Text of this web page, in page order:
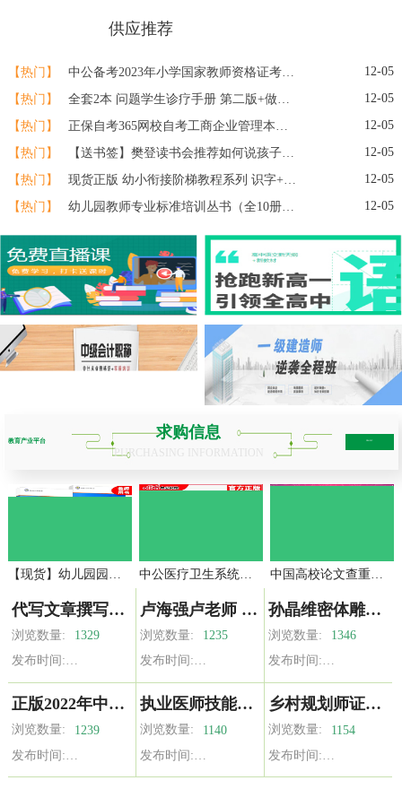
供应推荐
【热门】 中公备考2023年小学国家教师资格证考试用书教资资料专用教材综合素质教育知识与能力历年真题库试卷刷题语文数学英语2022笔试粉笔 12-05
【热门】 全套2本 问题学生诊疗手册 第二版+做一个专业的班主任 王晓春 大夏书系 教育理论基础知识综合 中小学班主任培训用书教育理论书籍 12-05
【热门】 12-05
【热门】 【送书签】樊登读书会推荐如何说孩子才会听怎么听孩子才肯说正面管教父母的语言教育心理学如何说话怎么才能听育儿书籍父母 12-05
【热门】 现货正版 幼小衔接阶梯教程系列 识字+数学+英语+拼音+看图说话+思维训练（全18册）全彩页幼小衔接教材快读童书 12-05
【热门】 幼儿园教师专业标准培训丛书（全10册）幼儿能力培养与训练/幼儿园教师专业标准培训丛书 幼教老师专业成长素质提高 学前教育用书 12-05
教育产业平台 求购信息
PURCHASING INFORMATION
more+
代写文章撰写服务英语修改润色征文读后感文案演讲稿写作代笔总结
浏览数量:
1329
发布时间:
卢海强卢老师 系统集成项目管理工程师视频课程 海讯 中项 教程
浏览数量:
1235
发布时间:
孙晶维密体雕全身课程零基础塑形体雕肌肉功能应用手法复习课
浏览数量:
1346
发布时间:
正版2022年中医执业医师考试书资格考试教材师承全套真题习题集确有专长资料资格指导用书职业实践技能医学综合通关题库执医
浏览数量:
1239
发布时间:
执业医师技能综合资料包增加外科内科中西医必过视频助理医师教材
浏览数量:
1140
发布时间:
乡村规划师证书振兴责任社区制度实践经济生态绿色文化课考试教材
浏览数量:
1154
发布时间: